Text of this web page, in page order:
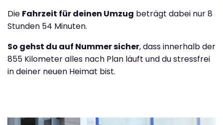
Die Fahrzeit für deinen Umzug beträgt dabei nur 8
Stunden 54 Minuten.
So gehst du auf Nummer sicher, dass innerhalb der
855 Kilometer alles nach Plan läuft und du stressfrei
in deiner neuen Heimat bist.